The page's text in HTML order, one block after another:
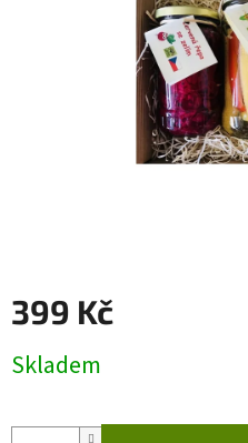
399 Kč
cena:
Skladem